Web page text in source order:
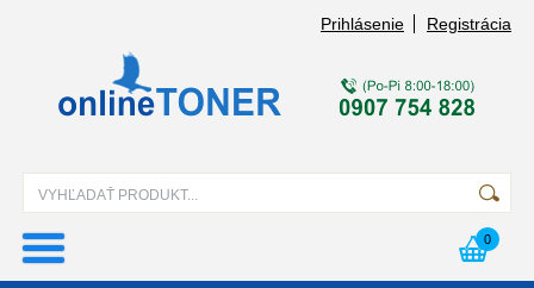
Prihlásenie Registrácia
0